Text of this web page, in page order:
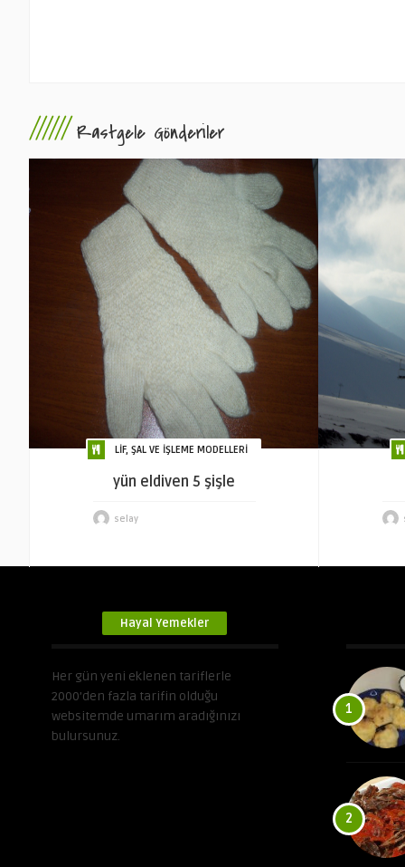
////// Rastgele Gönderiler
LİF, ŞAL VE İŞLEME MODELLERİ
yün eldiven 5 şişle
selay
Hayal Yemekler
Her gün yeni eklenen tariflerle
2000’den fazla tarifin olduğu
websitemde umarım aradığınızı
bulursunuz.
1
2